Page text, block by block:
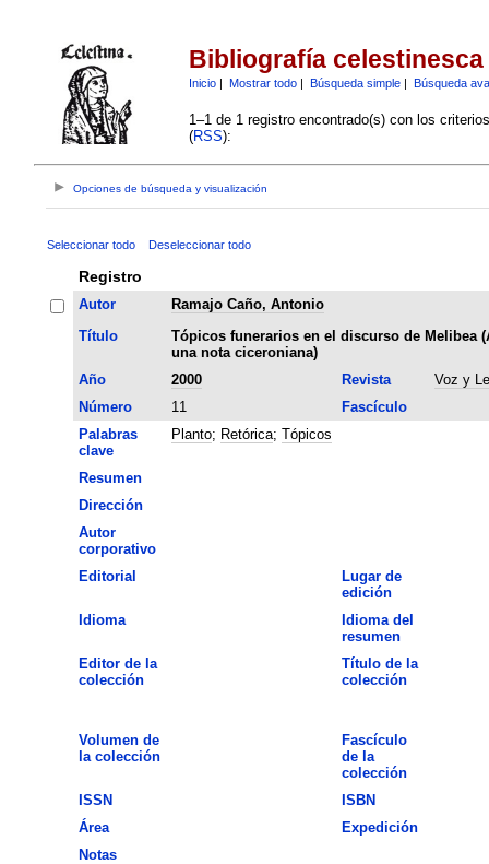
Bibliografía celestinesca
Inicio| Mostrar todo| Búsqueda simple| Búsqueda
1–1 de 1 registro encontrado(s) con los
(RSS):
Opciones de búsqueda y visualización
Seleccionar todo Deseleccionar todo
Registro
Autor
Ramajo Caño, Antonio
Título
Tópicos funerarios en el discurso de Melibea
una nota ciceroniana)
Año
2000 Revista
Voz y
Número
11
Fascículo
Palabras
clave
Planto; Retórica; Tópicos
Resumen
Dirección
Autor
corporativo
Editorial
Lugar de
edición
Idioma
Idioma del
resumen
Editor de la
colección
Título de la
colección
Volumen de
la colección
Fascículo
de la
colección
ISSN
ISBN
Área
Expedición
Notas